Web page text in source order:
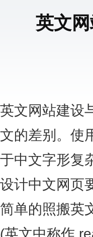
英文
英文网站建设
文的差别。使
于中文字形复
设计中文网页
简单的照搬英
(英文中称作